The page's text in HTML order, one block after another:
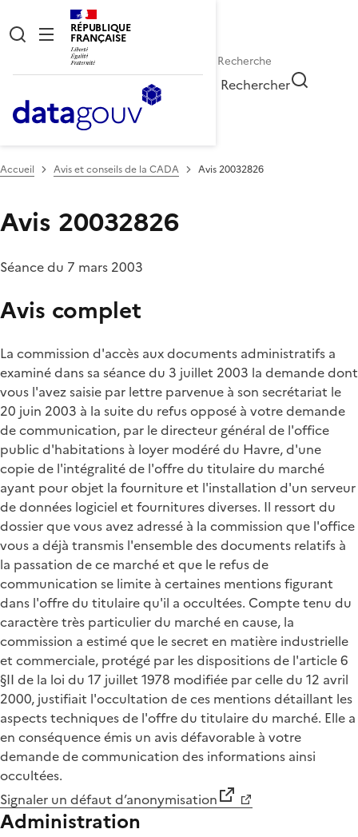
RÉPUBLIQUE
FRANÇAISE
Rechercher
Accueil Avis et conseils de la CADA Avis 20032826
Avis 20032826
Séance du 7 mars 2003
Avis complet
La commission d'accès aux documents administratifs a
examiné dans sa séance du 3 juillet 2003 la demande dont
vous l'avez saisie par lettre parvenue à son secrétariat le
20 juin 2003 à la suite du refus opposé à votre demande
de communication, par le directeur général de l'office
public d'habitations à loyer modéré du Havre, d'une
copie de l'intégralité de l'offre du titulaire du marché
ayant pour objet la fourniture et l'installation d'un serveur
de données logiciel et fournitures diverses. Il ressort du
dossier que vous avez adressé à la commission que l'office
vous a déjà transmis l'ensemble des documents relatifs à
la passation de ce marché et que le refus de
communication se limite à certaines mentions figurant
dans l'offre du titulaire qu'il a occultées. Compte tenu du
caractère très particulier du marché en cause, la
commission a estimé que le secret en matière industrielle
et commerciale, protégé par les dispositions de l'article 6
§II de la loi du 17 juillet 1978 modifiée par celle du 12 avril
2000, justifiait l'occultation de ces mentions détaillant les
aspects techniques de l'offre du titulaire du marché. Elle a
en conséquence émis un avis défavorable à votre
demande de communication des informations ainsi
occultées.
Signaler un défaut d’anonymisation
Administration